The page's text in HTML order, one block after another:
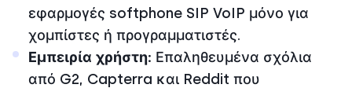
εφαρμογές softphone SIP VoIP μόνο για
χομπίστες ή προγραμματιστές.
Εμπειρία χρήστη: Επαληθευμένα σχόλια
από G2, Capterra και Reddit που